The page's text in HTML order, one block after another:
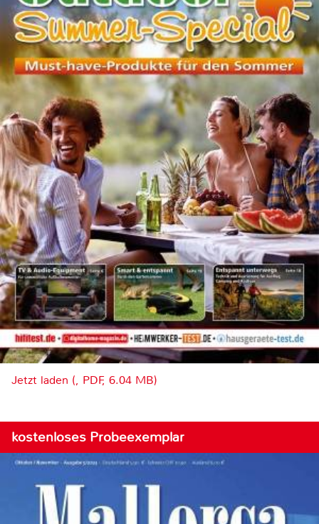
Jetzt laden (, PDF, 6.04 MB)
kostenloses Probeexemplar